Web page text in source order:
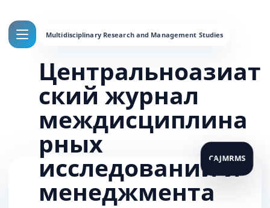
Центральноазиат
ский журнал
междисциплина
рных
исследований и
менеджмента